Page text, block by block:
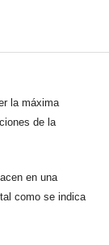
la máxima
de la
en una
como se indica